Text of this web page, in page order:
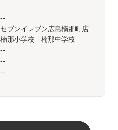
--
セブンイレブン広島楠那町店
楠那小学校 楠那中学校
--
--
--